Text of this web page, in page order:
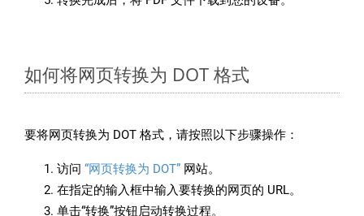
如何将网页转换为 DOT 格式
要将网页转换为 DOT 格式，请按照以下步骤操作：
访问 “网页转换为 DOT” 网站。
在指定的输入框中输入要转换的网页的 URL。
单击“转换”按钮启动转换过程。